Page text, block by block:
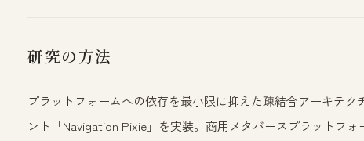
研究の方法
プラットフォームへの依存を最小限に抑えた疎結合アーキテク
ント「Navigation Pixie」を実装。商用メタバースプラットフ